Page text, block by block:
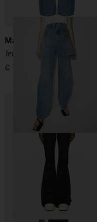
Maison Margiela
Jeans in denim di cotone
€ 720,00